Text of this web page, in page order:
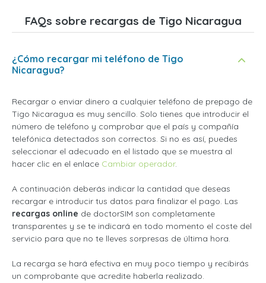
FAQs sobre recargas de Tigo Nicaragua
¿Cómo recargar mi teléfono de Tigo
Nicaragua?
Recargar o enviar dinero a cualquier teléfono de prepago de
Tigo Nicaragua es muy sencillo. Solo tienes que introducir el
número de teléfono y comprobar que el país y compañía
telefónica detectados son correctos. Si no es así, puedes
seleccionar el adecuado en el listado que se muestra al
hacer clic en el enlace Cambiar operador.
A continuación deberás indicar la cantidad que deseas
recargar e introducir tus datos para finalizar el pago. Las
recargas online de doctorSIM son completamente
transparentes y se te indicará en todo momento el coste del
servicio para que no te lleves sorpresas de última hora.
La recarga se hará efectiva en muy poco tiempo y recibirás
un comprobante que acredite haberla realizado.